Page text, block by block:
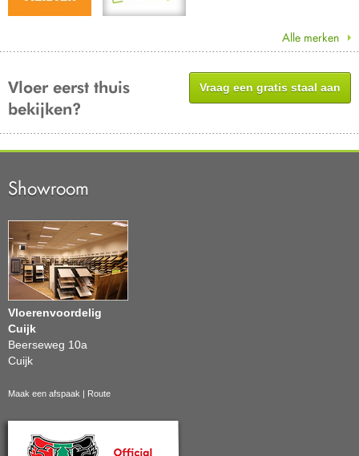
Alle merken
Vraag een gratis staal aan
Vloer eerst thuis
bekijken?
Showroom
Vloerenvoordelig
Cuijk
Beerseweg 10a
Cuijk
Maak een afspaak | Route